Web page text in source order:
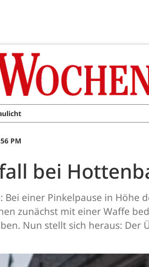
PM
bei
Bei einer Pinkelpause in
zunächst mit einer Waffe
Nun stellt sich heraus: Der